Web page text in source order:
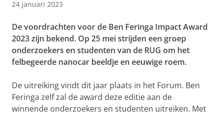
24 januari 2023
De voordrachten voor de Ben Feringa Impact Award
2023 zijn bekend. Op 25 mei strijden een groep
onderzoekers en studenten van de RUG om het
felbegeerde nanocar beeldje en eeuwige roem.
De uitreiking vindt dit jaar plaats in het Forum. Ben
Feringa zelf zal de award deze editie aan de
winnende onderzoekers en studenten uitreiken. Met